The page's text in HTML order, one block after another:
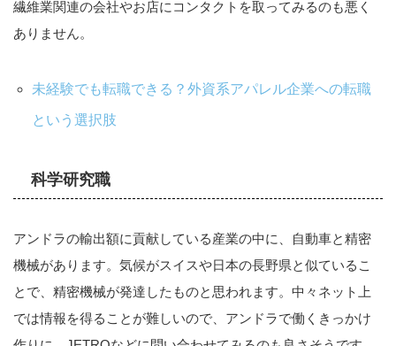
繊維業関連の会社やお店にコンタクトを取ってみるのも悪く
ありません。
未経験でも転職できる？外資系アパレル企業への転職
という選択肢
科学研究職
アンドラの輸出額に貢献している産業の中に、自動車と精密
機械があります。気候がスイスや日本の長野県と似ているこ
とで、精密機械が発達したものと思われます。中々ネット上
では情報を得ることが難しいので、アンドラで働くきっかけ